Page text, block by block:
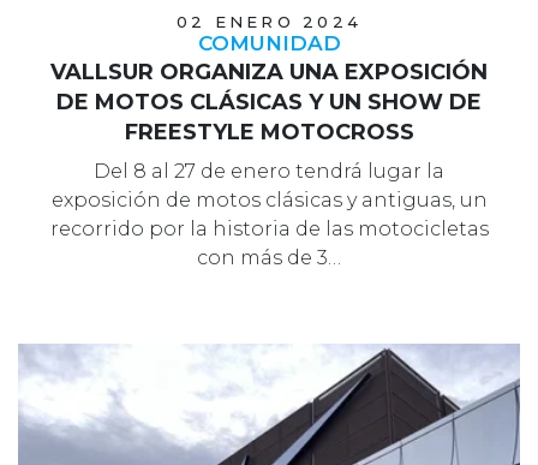
02 ENERO 2024
COMUNIDAD
VALLSUR ORGANIZA UNA EXPOSICIÓN
DE MOTOS CLÁSICAS Y UN SHOW DE
FREESTYLE MOTOCROSS
Del 8 al 27 de enero tendrá lugar la
exposición de motos clásicas y antiguas, un
recorrido por la historia de las motocicletas
con más de 3…